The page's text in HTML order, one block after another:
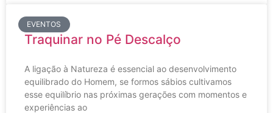
EVENTOS
Traquinar no Pé Descalço
A ligação à Natureza é essencial ao desenvolvimento
equilibrado do Homem, se formos sábios cultivamos
esse equilíbrio nas próximas gerações com momentos e
experiências ao